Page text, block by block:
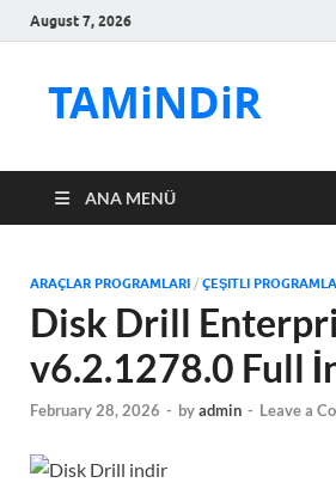
August 7, 2026
TAMiNDiR
ANA MENÜ
ARAÇLAR PROGRAMLARI / ÇEŞITLI
Disk Drill
v6.2.1278.0 Full
February 28, 2026 - byadmin - Leave a